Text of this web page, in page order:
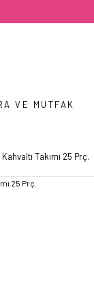
VE MUTFAK
Takımı 25 Prç.